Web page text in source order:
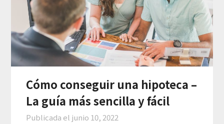
Cómo conseguir una hipoteca –
La guía más sencilla y fácil
Publicada el junio 10, 2022